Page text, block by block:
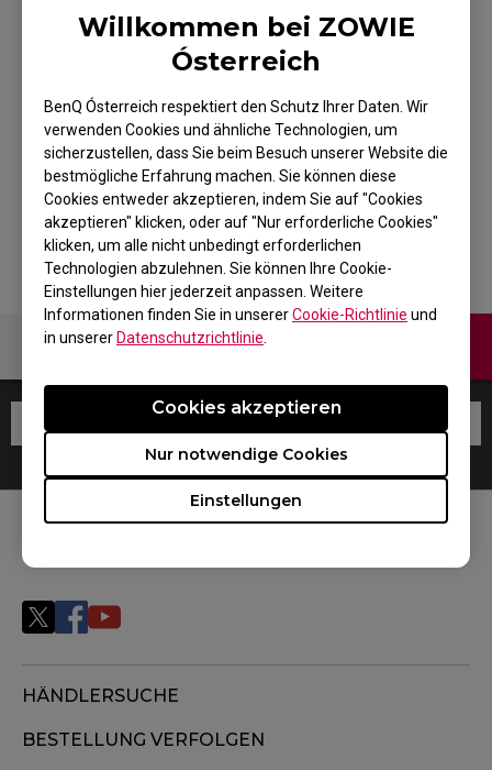
Willkommen bei ZOWIE
Ósterreich
BenQ Ósterreich respektiert den Schutz Ihrer Daten. Wir
verwenden Cookies und ähnliche Technologien, um
sicherzustellen, dass Sie beim Besuch unserer Website die
bestmögliche Erfahrung machen. Sie können diese
Cookies entweder akzeptieren, indem Sie auf "Cookies
akzeptieren" klicken, oder auf "Nur erforderliche Cookies"
klicken, um alle nicht unbedingt erforderlichen
Technologien abzulehnen. Sie können Ihre Cookie-
Einstellungen hier jederzeit anpassen. Weitere
Informationen finden Sie in unsererCookie-Richtlinie und
in unsererDatenschutzrichtlinie
Einstellungen
Nur notwendige Cookies
Cookies akzeptieren
ZOWIE FK2-B Maus
für Esport – White
Edition
HÄNDLERSUCHE
BESTELLUNG VERFOLGEN